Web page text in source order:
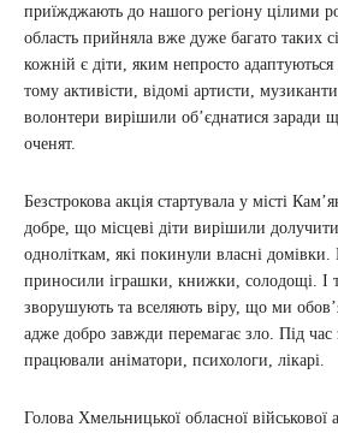
приїжджають до нашого регіону цілими
область прийняла вже дуже багато таких
кожній є діти, яким непросто
тому активісти, відомі артисти,
волонтери вирішили об’єднатися заради
оченят.
Безстрокова акція стартувала у місті
добре, що місцеві діти вирішили
одноліткам, які покинули власні
приносили іграшки, книжки, солодощі. І
зворушують та вселяють віру, що ми
адже добро завжди перемагає зло. Під час
працювали аніматори, психологи, лікарі.
Голова Хмельницької обласної військової